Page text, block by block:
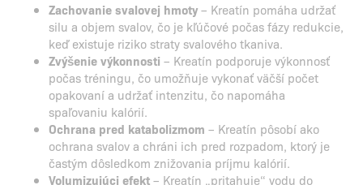
Zachovanie svalovej hmoty– Kreatín pomáha udržať
silu a objem svalov, čo je kľúčové počas fázy redukcie,
keď existuje riziko straty svalového tkaniva.
Zvýšenie výkonnosti – Kreatín podporuje výkonnosť
počas tréningu, čo umožňuje vykonať väčší počet
opakovaní a udržať intenzitu, čo napomáha
spaľovaniu kalórií.
Ochrana pred katabolizmom – Kreatín pôsobí ako
ochrana svalov a chráni ich pred rozpadom, ktorý je
častým dôsledkom znižovania príjmu kalórií.
Volumizujúci efekt– Kreatín „pritahuje“ vodu do